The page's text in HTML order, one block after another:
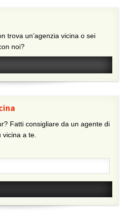
noi?
Fatti consigliare da un agente di
a te.